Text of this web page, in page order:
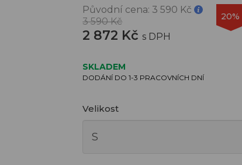
Původní cena: 3 590 Kč
3 590 Kč
2 872 Kč s DPH
20%
SKLADEM
DODÁNÍ DO 1-3 PRACOVNÍCH DNÍ
Velikost